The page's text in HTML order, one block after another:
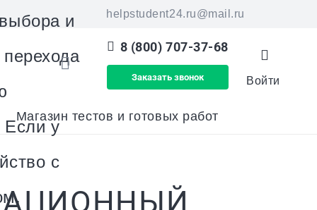
helpstudent24.ru@mail.ru
и
Если у
с
8 (800) 707-37-68
Заказать звонок Войти
Магазин тестов и готовых работ